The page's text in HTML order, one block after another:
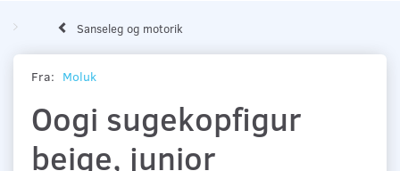
Sanseleg og motorik
Fra: Moluk
Oogi sugekopfigur
beige, junior